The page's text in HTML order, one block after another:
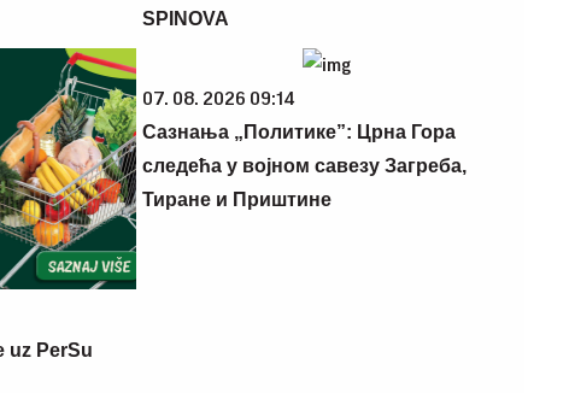
SPINOVA
uz PerSu
07. 08. 2026 09:14
Сазнања „Политике”: Црна Гора
следећа у војном савезу Загреба,
Тиране и Приштине